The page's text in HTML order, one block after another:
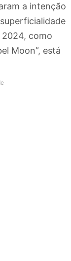
a intenção
como
Moon”, está